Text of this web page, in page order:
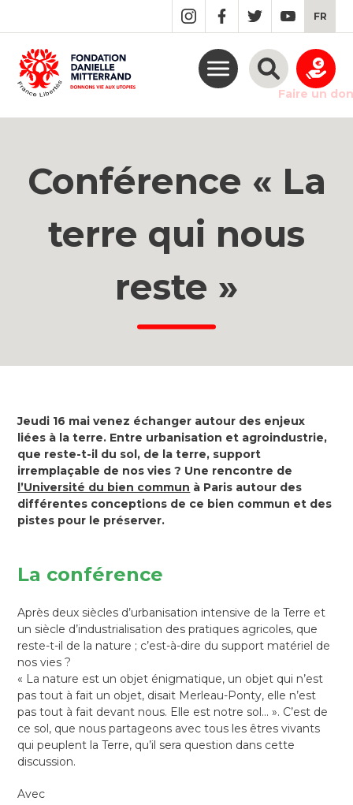
MAIN
CONTENT
FR
Faire un don
Conférence « La
terre qui nous
reste »
Jeudi 16 mai venez échanger autour des enjeux
liées à la terre. Entre urbanisation et agroindustrie,
que reste-t-il du sol, de la terre, support
irremplaçable de nos vies ? Une rencontre de
l’Université du bien commun à Paris autour des
différentes conceptions de ce bien commun et des
pistes pour le préserver.
La conférence
Après deux siècles d’urbanisation intensive de la Terre et
un siècle d’industrialisation des pratiques agricoles, que
reste-t-il de la nature ; c’est-à-dire du support matériel de
nos vies ?
« La nature est un objet énigmatique, un objet qui n’est
pas tout à fait un objet, disait Merleau-Ponty, elle n’est
pas tout à fait devant nous. Elle est notre sol… ». C’est de
ce sol, que nous partageons avec tous les êtres vivants
qui peuplent la Terre, qu’il sera question dans cette
discussion.
Avec